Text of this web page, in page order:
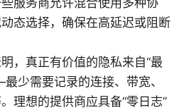
服务商允许混合使用多种协
态选择，确保在高延迟或阻断
，真正有价值的隐私来自“最
少需要记录的连接、带宽、
理想的提供商应具备“零日志”